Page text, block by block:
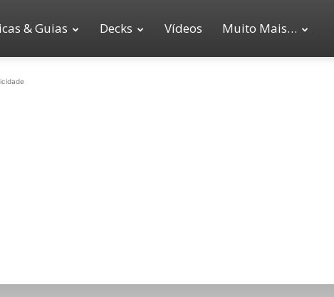
& Guias Decks Vídeos Muito Mais…